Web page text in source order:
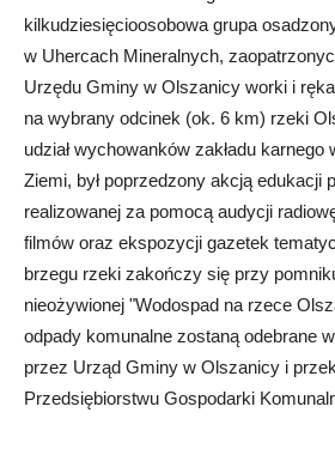
kilkudziesięcioosobowa grupa
w Uhercach Mineralnych,
Urzędu Gminy w Olszanicy worki i
na wybrany odcinek (ok. 6 km) rzeki
udział wychowanków zakładu karnego
Ziemi, był poprzedzony akcją edukacji
realizowanej za pomocą audycji
filmów oraz ekspozycji gazetek
brzegu rzeki zakończy się przy
nieożywionej "Wodospad na rzece
odpady komunalne zostaną odebrane
przez Urząd Gminy w Olszanicy i
Przedsiębiorstwu Gospodarki